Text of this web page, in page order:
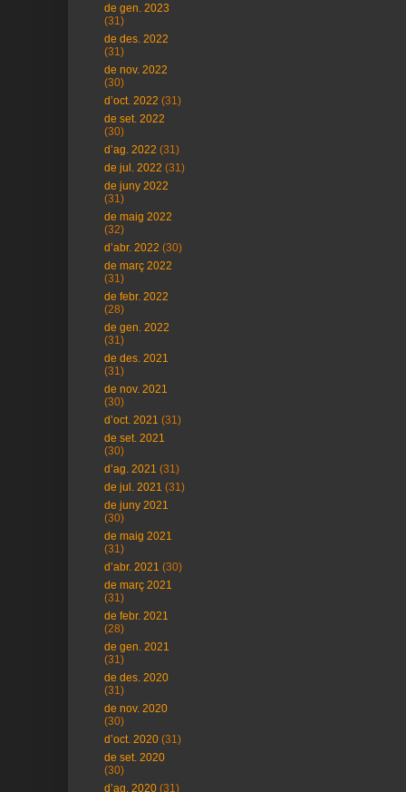
de gen. 2023
(31)
de des. 2022
(31)
de nov. 2022
(30)
d’oct. 2022 (31)
de set. 2022
(30)
d’ag. 2022 (31)
de jul. 2022 (31)
de juny 2022
(31)
de maig 2022
(32)
d’abr. 2022 (30)
de març 2022
(31)
de febr. 2022
(28)
de gen. 2022
(31)
de des. 2021
(31)
de nov. 2021
(30)
d’oct. 2021 (31)
de set. 2021
(30)
d’ag. 2021 (31)
de jul. 2021 (31)
de juny 2021
(30)
de maig 2021
(31)
d’abr. 2021 (30)
de març 2021
(31)
de febr. 2021
(28)
de gen. 2021
(31)
de des. 2020
(31)
de nov. 2020
(30)
d’oct. 2020 (31)
de set. 2020
(30)
d’ag. 2020 (31)